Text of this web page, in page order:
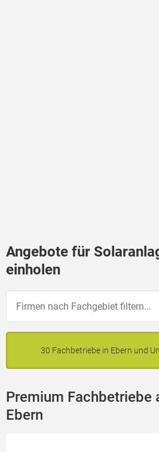
Angebote für
einholen
30 Fachbetriebe in Ebern und
Premium Fachbetriebe
Ebern